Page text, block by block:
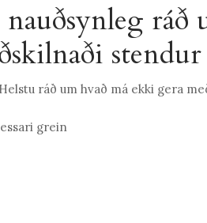
nauðsynleg ráð
stendur
grein